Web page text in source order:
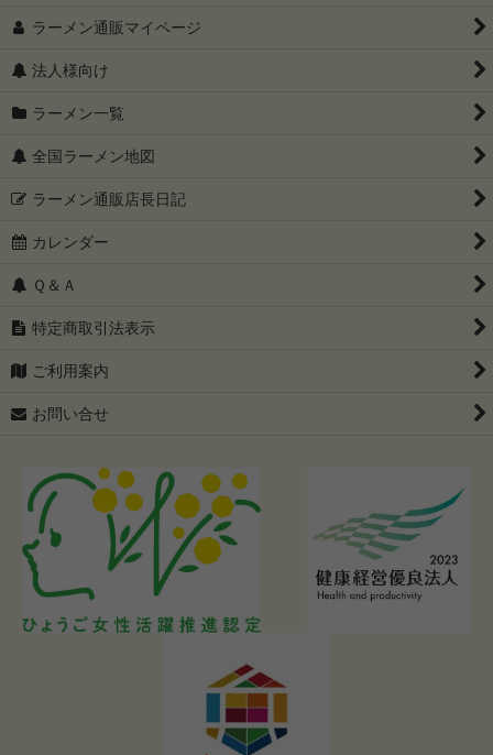
ラーメン通販マイページ
法人様向け
ラーメン一覧
全国ラーメン地図
ラーメン通販店長日記
カレンダー
Ｑ＆Ａ
特定商取引法表示
ご利用案内
お問い合せ